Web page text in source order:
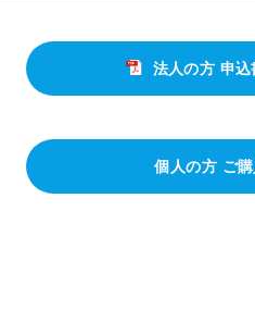
法人の方 申
個人の方 ご